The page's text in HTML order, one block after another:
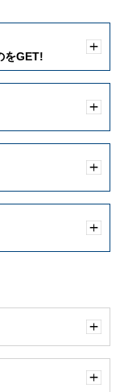
をGET!
く
く
く
く
く